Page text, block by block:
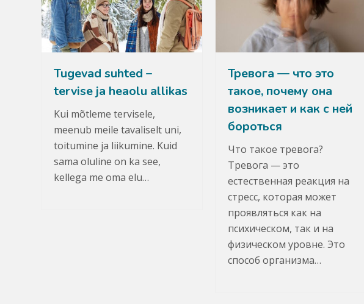
Tugevad suhted –
tervise ja heaolu allikas
Kui mõtleme tervisele,
meenub meile tavaliselt uni,
toitumine ja liikumine. Kuid
sama oluline on ka see,
kellega me oma elu…
Тревога — что это
такое, почему она
возникает и как с ней
бороться
Что такое тревога?
Тревога — это
естественная реакция на
стресс, которая может
проявляться как на
психическом, так и на
физическом уровне. Это
способ организма…